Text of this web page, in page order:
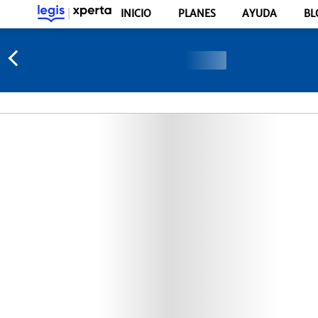
INICIO PLANES AYUDA